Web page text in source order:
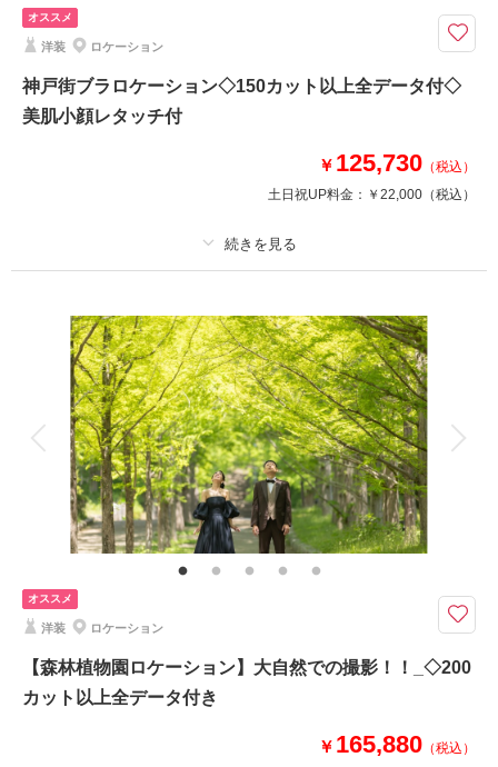
・全データ（美肌・スタイルアップ補正付き）
・新郎・新婦衣装(スタンダード)
・新婦ヘアメイク・アテンド
・衣装小物・髪飾り(和装)
2023年12月8日
相談予約する
来店・オンライン
撮影日の空き
を確認する
オススメ
洋装 ロケーション
神戸街ブラロケーション◇150カット以上全データ付◇
美肌小顔レタッチ付
￥ 125,730 （税込）
土日祝UP料金： ￥22,000 （税込）
撮影料 新婦衣装1着 新郎衣装1着
着付け ヘアメイク 小物一式
アルバム データ 150 カット 台紙付写真
衣装追加 会食 挙式
家族と撮影 家族用衣装レンタル ペットと撮影
飾らないふたりの“いつもの空気”を大切にする街ブラ撮影プラン。
お二人の思い出の街をゆっくり散歩しながら、自然な笑顔やふとした瞬間を
写真に残します。
構えすぎないフォトウェディングをお探しの方にぴったりです。
このプランで撮影可能な撮影レポート
スタジオTVB神戸ハーバーランド店
オススメ
洋装 ロケーション
【森林植物園ロケーション】大自然での撮影！！_◇200
カット以上全データ付き
￥ 165,880 （税込）